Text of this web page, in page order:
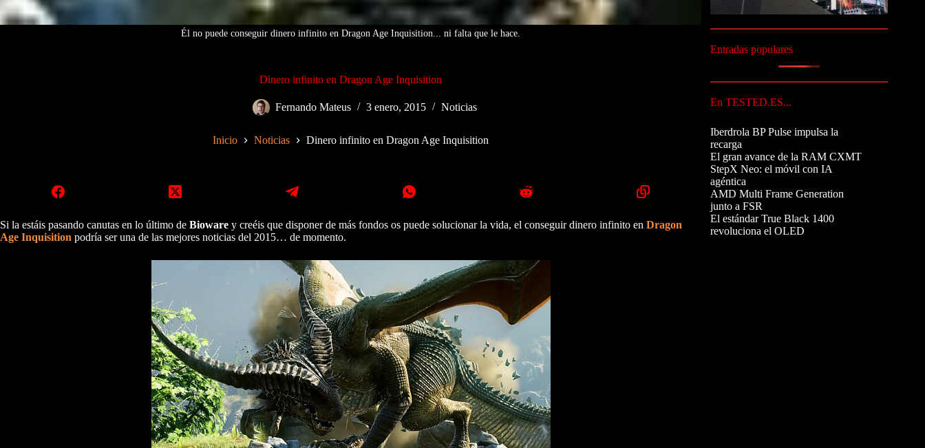
Él no puede conseguir dinero infinito en Dragon Age Inquisition... ni falta que le hace.
Dinero infinito en Dragon Age Inquisition
Fernando Mateus 3 enero, 2015 Noticias
Inicio Noticias Dinero infinito en Dragon Age Inquisition
Si la estáis pasando canutas en lo último de Bioware y creéis que disponer de más fondos os puede solucionar la vida, el conseguir dinero infinito en Dragon
Age Inquisition podría ser una de las mejores noticias del 2015… de momento.
Entradas populares
En TESTED.ES...
Iberdrola BP Pulse impulsa la
recarga
El gran avance de la RAM CXMT
StepX Neo: el móvil con IA
agéntica
AMD Multi Frame Generation
junto a FSR
El estándar True Black 1400
revoluciona el OLED